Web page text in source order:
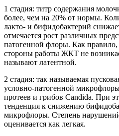
1 стадия: титр содержания
более, чем на 20% от нормы.
лакто- и бифидобактерий
отмечается рост различных
патогенной флоры. Как
стороны работы ЖКТ не
называют латентной.
2 стадия: так называемая
условно-патогенной
протеев и грибов Candida. При
тенденция к снижению
микрофлоры. Степень
оценивается как легкая.